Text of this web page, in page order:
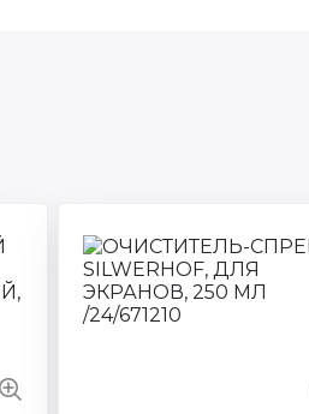
Артикул: 307367
Смотреть все